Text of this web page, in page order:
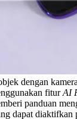
dengan
fiturAI
panduan
dapat diaktifkan